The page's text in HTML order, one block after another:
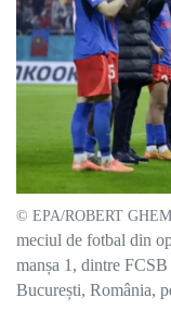
© EPA/ROBERT
meciul de fotbal din
manșa 1, dintre
București, România,